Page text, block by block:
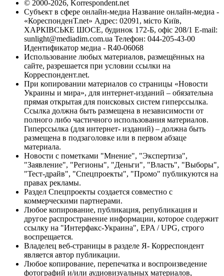
© 2000-2026, Korrespondent.net
Субъект в сфере онлайн-медиа Название онлайн-медиа -
«КореспонденТ.net» Адрес: 02091, місто Київ,
ХАРКІВСЬКЕ ШОСЕ, будинок 172-Б, офіс 208/1 E-mail:
sunlight@mediadim.com.ua Телефон: 044-205-43-00
Идентификатор медиа - R40-06068
Использование любых материалов, размещённых на
сайте, разрешается при условии ссылки на
Корреспондент.net.
При копировании материалов со страницы «Новости
Украины и мира», для интернет-изданий – обязательна
прямая открытая для поисковых систем гиперссылка.
Ссылка должна быть размещена в независимости от
полного либо частичного использования материалов.
Гиперссылка (для интернет- изданий) – должна быть
размещена в подзаголовке или в первом абзаце
материала.
Новости с пометками "Мнение", "Экспертиза",
"Заявление", "Регионы", "Деньги", "Власть", "Выборы",
"Тест-драйв", "Спецпроекты", "Промо" публикуются на
правах рекламы.
Раздел Спецпроекты создается совместно с
коммерческими партнерами.
Любое копирование, публикация, републикация и
другое распространение информации, которое содержит
ссылку на "Интерфакс-Украина", EPA / UPG, строго
воспрещается.
Владелец веб-страницы в разделе Я- Корреспондент
является автор публикации.
Любое копирование, перепечатка и воспроизведение
фотографий и/или аудиовизуальных материалов,